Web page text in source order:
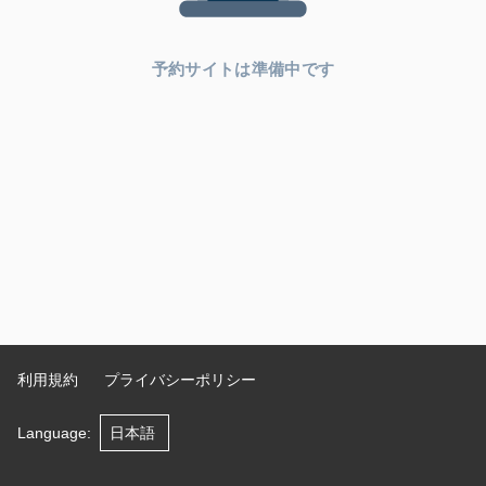
予約サイトは準備中です
利用規約 プライバシーポリシー
Language: